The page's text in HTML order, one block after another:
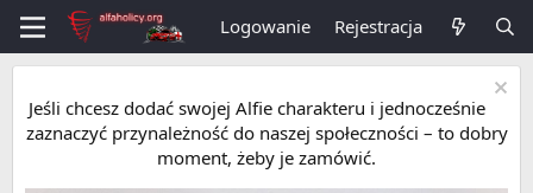
Logowanie Rejestracja
Jeśli chcesz dodać swojej Alfie charakteru i jednocześnie
zaznaczyć przynależność do naszej społeczności – to dobry
moment, żeby je zamówić.